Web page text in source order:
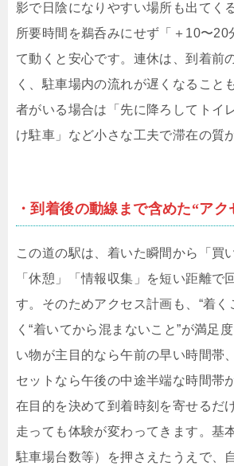
影で日陰になりやすい場所も出てく
所要時間を鵜呑みにせず「＋10〜20
て動くと安心です。連休は、到着前
く、駐車場内の流れが遅くなること
者がいる場合は「先に降ろしてトイ
け駐車」など小さな工夫で滞在の質
・到着後の動線まで含めた“アク
この道の駅は、着いた瞬間から「買
「休憩」「情報収集」を短い距離で
す。そのためアクセス計画も、“着く
く“着いてから混まないこと”が満足
い物が主目的なら午前の早い時間帯
セットなら午後の中途半端な時間帯
在目的を決めて到着時刻を寄せるだ
走っても体験が変わってきます。基
駐車場台数等）を押さえたうえで、